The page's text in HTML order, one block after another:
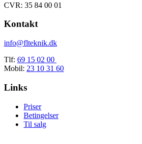
CVR: 35 84 00 01
Kontakt
info@flteknik.dk
Tlf: 69 15 02 00
Mobil: 23 10 31 60
Links
Priser
Betingelser
Til salg